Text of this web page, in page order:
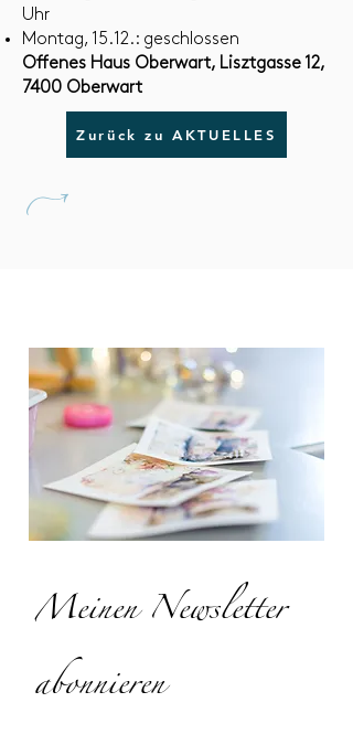
Uhr
Montag, 15.12.: geschlossen
Offenes Haus Oberwart, Lisztgasse 12,
7400 Oberwart
Zurück zu AKTUELLES
U
Meinen Newsletter
abonnieren